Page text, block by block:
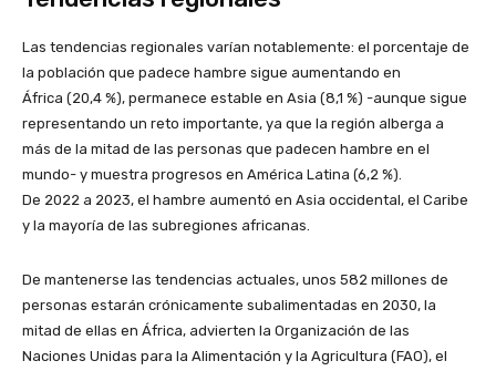
Las tendencias regionales varían notablemente: el porcentaje de
la población que padece hambre sigue aumentando en
África (20,4 %), permanece estable en Asia (8,1 %) -aunque sigue
representando un reto importante, ya que la región alberga a
más de la mitad de las personas que padecen hambre en el
mundo- y muestra progresos en América Latina (6,2 %).
De 2022 a 2023, el hambre aumentó en Asia occidental, el Caribe
y la mayoría de las subregiones africanas.
De mantenerse las tendencias actuales, unos 582 millones de
personas estarán crónicamente subalimentadas en 2030, la
mitad de ellas en África, advierten la Organización de las
Naciones Unidas para la Alimentación y la Agricultura (FAO), el